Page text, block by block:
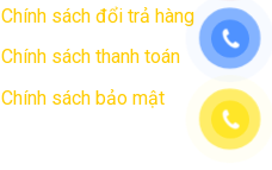
Chính sách đổi trả hàng
Chính sách thanh toán
Chính sách bảo mật